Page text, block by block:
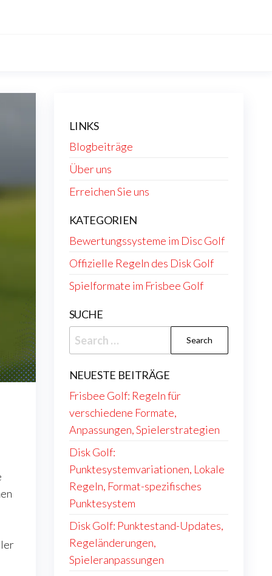
LINKS
Blogbeiträge
Über uns
Erreichen Sie uns
KATEGORIEN
Bewertungssysteme im Disc Golf
Offizielle Regeln des Disk Golf
Spielformate im Frisbee Golf
SUCHE
Search
for:
NEUESTE BEITRÄGE
Frisbee Golf: Regeln für
verschiedene Formate,
Anpassungen, Spielerstrategien
Disk Golf:
Punktesystemvariationen, Lokale
Regeln, Format-spezifisches
Punktesystem
Disk Golf: Punktestand-Updates,
Regeländerungen,
Spieleranpassungen